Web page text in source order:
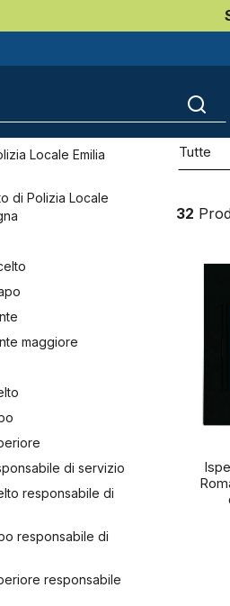
Gradi
Romagna
polizia
locale Emilia
Locale Emilia
di Polizia Locale
maggiore
di servizio
responsabile di
responsabile di
responsabile
Marche
Tutte
32